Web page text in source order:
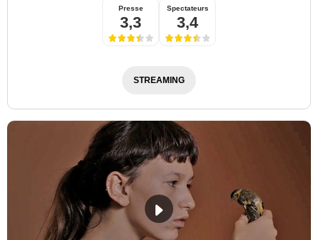
Presse
3,3
Spectateurs
3,4
STREAMING